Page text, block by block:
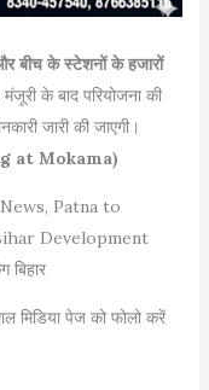
बीच के स्टेशनों के हजारों
के बाद परियोजना की
जारी की जाएगी।
at Mokama)
News, Patna to
Development
मिडिया पेज को फोलो करें